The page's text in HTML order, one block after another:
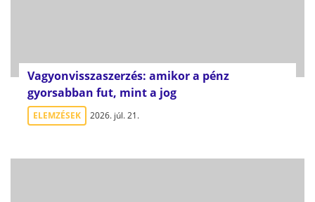
Vagyonvisszaszerzés: amikor a pénz
gyorsabban fut, mint a jog
ELEMZÉSEK 2026. júl. 21.